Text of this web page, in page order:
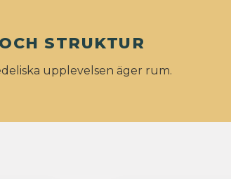
STRUKTUR
upplevelsen äger rum.